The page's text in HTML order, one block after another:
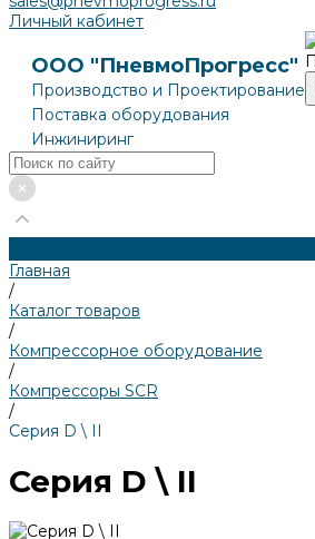
Личный кабинет
ООО "ПневмоПрогресс"
Производство и Проектирование
Поставка оборудования
Инжиниринг
Главная
/
Каталог товаров
/
Компрессорное оборудование
/
Компрессоры SCR
/
Серия D \ II
Серия D \ II